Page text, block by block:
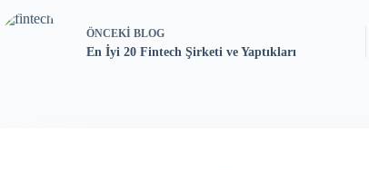
ÖNCEKI BLOG
En İyi 20 Fintech Şirketi ve Yaptıkları